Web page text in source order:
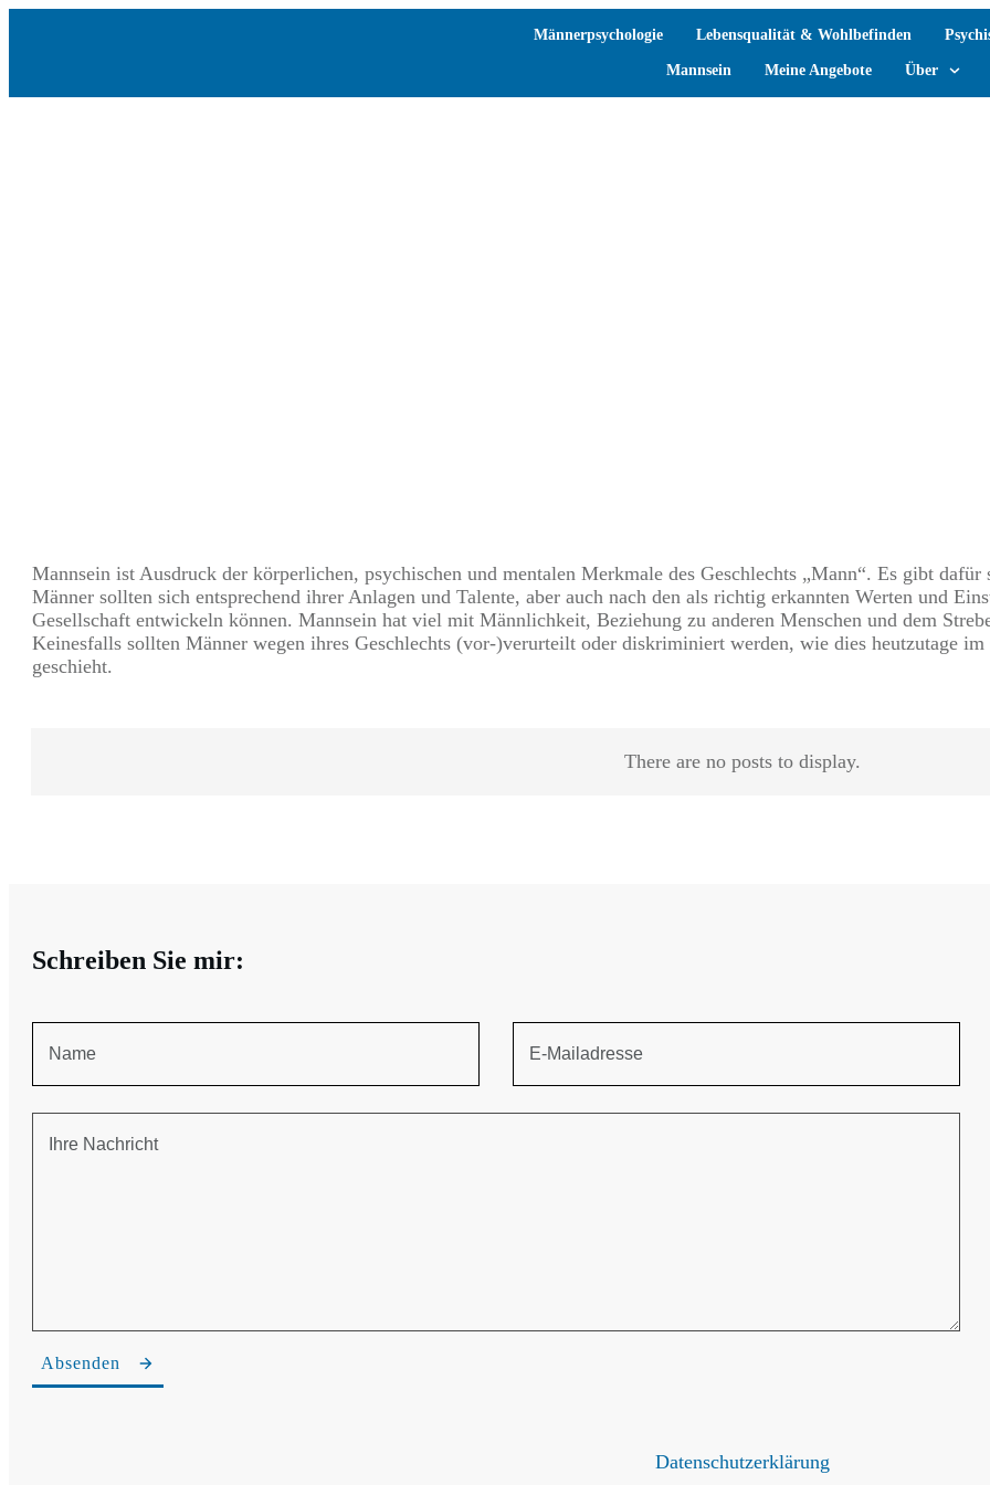
Männerpsychologie Lebensqualität & Wohlbefinden
Mannsein Meine Angebote Über
Mannsein ist Ausdruck der körperlichen, psychischen und mentalen Merkmale des Geschlechts „Mann“. Es gibt
Männer sollten sich entsprechend ihrer Anlagen und Talente, aber auch nach den als richtig erkannten Werten und
Gesellschaft entwickeln können. Mannsein hat viel mit Männlichkeit, Beziehung zu anderen Menschen und dem
Keinesfalls sollten Männer wegen ihres Geschlechts (vor-)verurteilt oder diskriminiert werden, wie dies heutzutage
geschieht.
Schreiben Sie mir:
Absenden
Datenschutzerklärung